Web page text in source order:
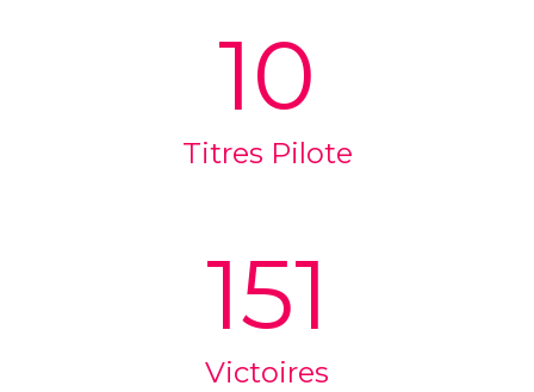
10
Titres Pilote
151
Victoires